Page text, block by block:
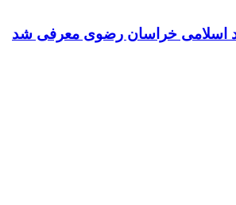
اسلامی خراسان رضوی معرفی شد